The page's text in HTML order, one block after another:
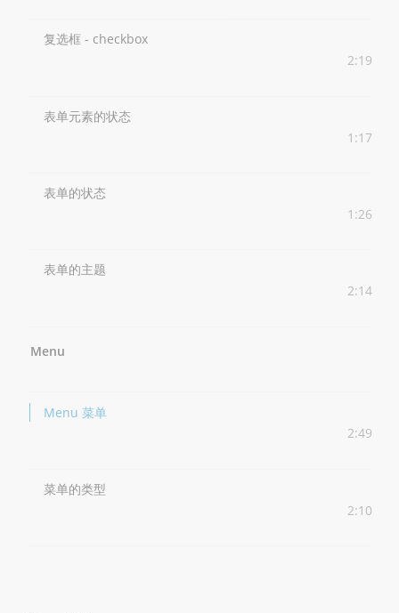
复选框 - checkbox
2:19
表单元素的状态
1:17
表单的状态
1:26
表单的主题
2:14
Menu
Menu 菜单
2:49
菜单的类型
2:10